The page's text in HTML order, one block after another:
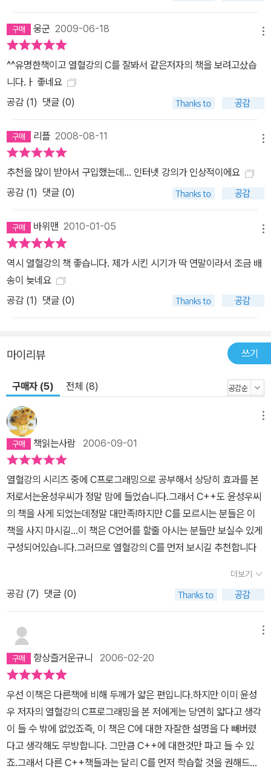
웅군 2009-06-18
^^유명한책이고 열혈강의 C를 잘봐서 같은저자의 책을 보려고샀습
니다.ㅏ 좋네요
공감 (1) 댓글 (0)
리플 2008-08-11
추천을 많이 받아서 구입했는데... 인터넷 강의가 인상적이에요
공감 (1) 댓글 (0)
바위맨 2010-01-05
역시 열혈강의 책 좋습니다. 제가 시킨 시기가 딱 연말이라서 조금 배
송이 늦네요
공감 (1) 댓글 (0)
마이리뷰 쓰기
구매자 (5) 전체 (8)
책읽는사람 2006-09-01
열혈강의 시리즈 중에 C프로그래밍으로 공부해서 상당히 효과를 본
저로서는윤성우씨가 정말 맘에 들었습니다.그래서 C++도 윤성우씨
의 책을 사게 되었는데정말 대만족!하지만 C를 모르시는 분들은 이
책을 사지 마시길...이 책은 C언어를 할줄 아시는 분들만 보실수 있게
구성되어있습니다.그러므로 열혈강의 C를 먼저 보시길 추천합니다
더보기
공감 (7) 댓글 (0)
항상즐거운규니 2006-02-20
우선 이책은 다른책에 비해 두께가 얇은 편입니다.하지만 이미 윤성
우 저자의 열혈강의 C프로그래밍을 본 저에게는 당연히 얇다고 생각
이 들 수 밖에 없었죠즉, 이 책은 C에 대한 자잘한 설명을 다 빼버렸
다고 생각해도 무방합니다. 그만큼 C++에 대한것만 파고 들 수 있
죠.그래서 다른 C++책들과는 달리 C를 먼저 학습할 것을 권해드립